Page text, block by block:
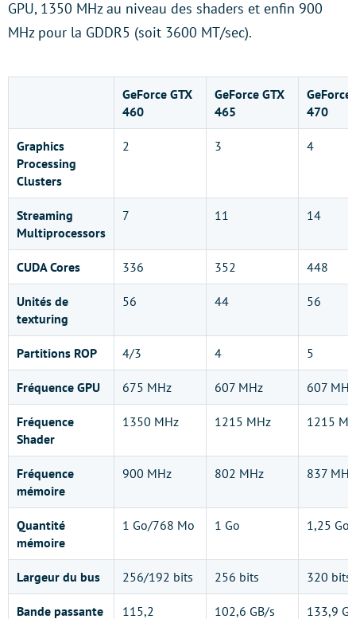
GPU, 1350 MHz au niveau des shaders et enfin 900
MHz pour la GDDR5 (soit 3600 MT/sec).
GeForce GTX
460
GeForce GTX
465
GeForce
470
Graphics
Processing
Clusters
2 3 4
Streaming
Multiprocessors
7 11 14
CUDA Cores 336 352 448
Unités de
texturing
56 44 56
Partitions ROP 4/3 4 5
Fréquence GPU 675 MHz 607 MHz 607 MHz
Fréquence
Shader
1350 MHz 1215 MHz 1215
Fréquence
mémoire
900 MHz 802 MHz 837 MHz
Quantité
mémoire
1 Go/768 Mo 1 Go 1,25 Go
Largeur du bus 256/192 bits 256 bits 320 bits
Bande passante 115,2 102,6 GB/s 133,9